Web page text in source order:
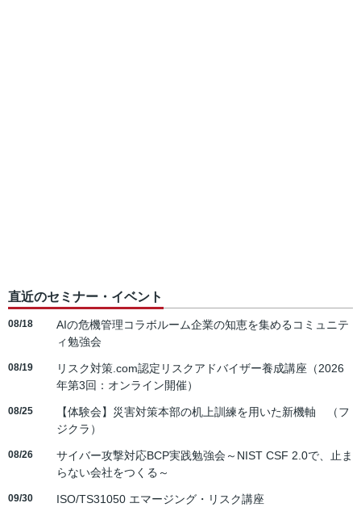
直近のセミナー・イベント
08/18
AIの危機管理コラボルーム企業の知恵を集めるコミュニテ
ィ勉強会
08/19
リスク対策.com認定リスクアドバイザー養成講座（2026
年第3回：オンライン開催）
08/25
【体験会】災害対策本部の机上訓練を用いた新機軸 （フ
ジクラ）
08/26
サイバー攻撃対応BCP実践勉強会～NIST CSF 2.0で、止ま
らない会社をつくる～
09/30 ISO/TS31050 エマージング・リスク講座